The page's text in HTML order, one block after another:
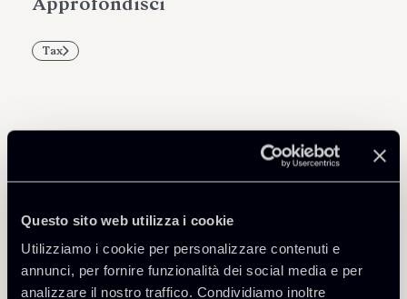
Questo sito web utilizza i cookie
Utilizziamo i cookie per personalizzare contenuti e
annunci, per fornire funzionalità dei social media e per
analizzare il nostro traffico. Condividiamo inoltre
Tax
Roberta Damasi
SEDI
Milano